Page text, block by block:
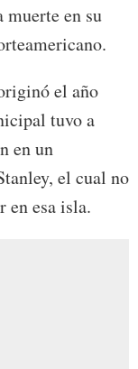
muerte en su
el año
tuvo a
en un
el cual no
en esa isla.